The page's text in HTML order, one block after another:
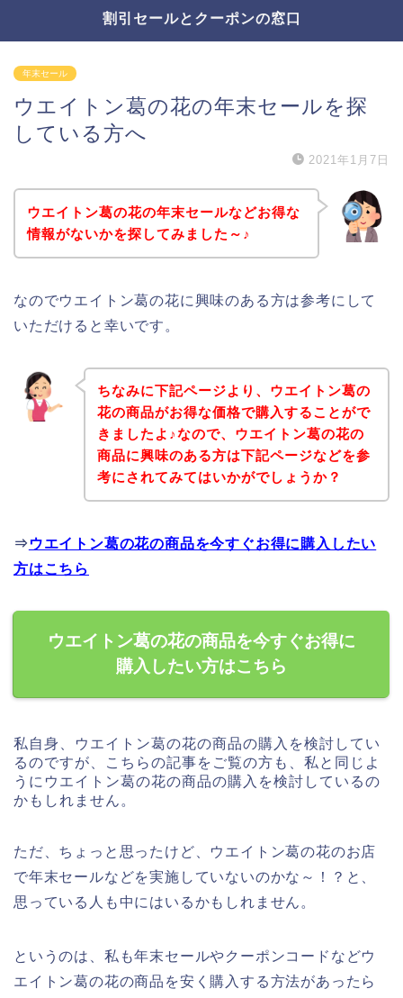
割引セールとクーポンの窓口
年末セール
ウエイトン葛の花の年末セールを探
している方へ
2021年1月7日
ウエイトン葛の花の年末セールなどお得な
情報がないかを探してみました～♪
なのでウエイトン葛の花に興味のある方は参考にして
いただけると幸いです。
ちなみに下記ページより、ウエイトン葛の
花の商品がお得な価格で購入することがで
きましたよ♪なので、ウエイトン葛の花の
商品に興味のある方は下記ページなどを参
考にされてみてはいかがでしょうか？
⇒ ウエイトン葛の花の商品を今すぐお得に購入したい
方はこちら
ウエイトン葛の花の商品を今すぐお得に
購入したい方はこちら
私自身、ウエイトン葛の花の商品の購入を検討してい
るのですが、こちらの記事をご覧の方も、私と同じよ
うにウエイトン葛の花の商品の購入を検討しているの
かもしれません。
ただ、ちょっと思ったけど、ウエイトン葛の花のお店
で年末セールなどを実施していないのかな～！？と、
思っている人も中にはいるかもしれません。
というのは、私も年末セールやクーポンコードなどウ
エイトン葛の花の商品を安く購入する方法があったら